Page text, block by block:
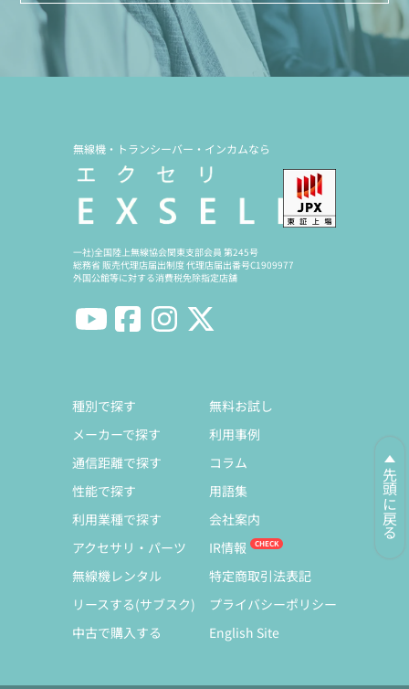
先頭に戻る
無線機・トランシーバー・インカムなら
一社)全国陸上無線協会関東支部会員 第245号
総務省 販売代理店届出制度 代理店届出番号C1909977
外国公館等に対する消費税免除指定店舗
種別で探す
メーカーで探す
通信距離で探す
性能で探す
利用業種で探す
アクセサリ・パーツ
無線機レンタル
リースする(サブスク)
中古で購入する
無料お試し
利用事例
コラム
用語集
会社案内
IR情報
特定商取引法表記
プライバシーポリシー
English Site